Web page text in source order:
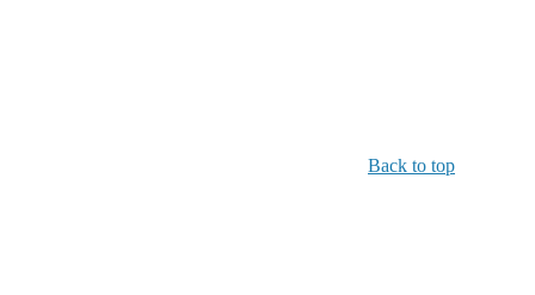
Back to top